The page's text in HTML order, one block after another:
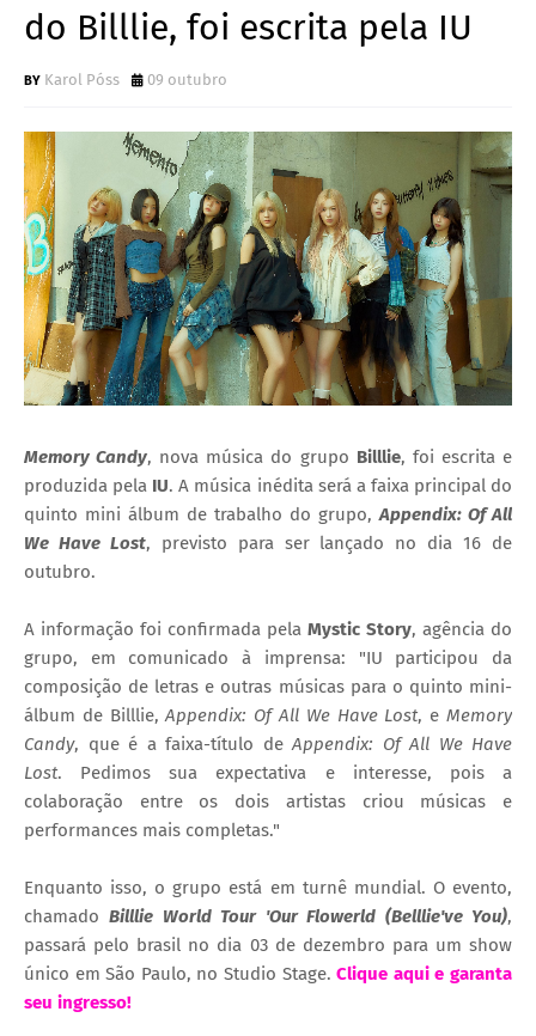
do Billlie, foi escrita pela IU
Karol Póss 09 outubro
Memory Candy, nova música do grupo Billlie, foi escrita e
produzida pela IU. A música inédita será a faixa principal do
quinto mini álbum de trabalho do grupo,Appendix: Of All
We Have Lost, previsto para ser lançado no dia 16 de
outubro.
A informação foi confirmada pela Mystic Story, agência do
grupo, em comunicado à imprensa: "IU participou da
composição de letras e outras músicas para o quinto mini-
álbum de Billlie,Appendix: Of All We Have Lost, eMemory
Candy, que é a faixa-título deAppendix: Of All We Have
Lost. Pedimos sua expectativa e interesse, pois a
colaboração entre os dois artistas criou músicas e
performances mais completas."
Enquanto isso, o grupo está em turnê mundial. O evento,
chamadoBilllie World Tour 'Our Flowerld (Belllie've You),
passará pelo brasil no dia 03 de dezembro para um show
único em São Paulo, no Studio Stage.Clique aqui e garanta
seu ingresso!